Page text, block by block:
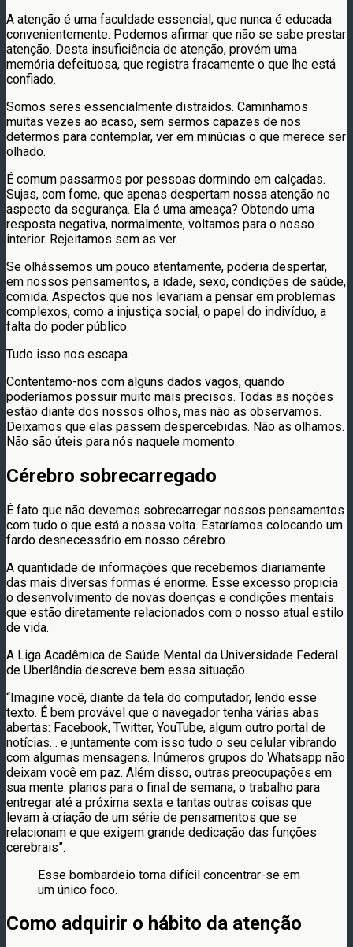
A atenção é uma faculdade essencial, que nunca é educada
convenientemente. Podemos afirmar que não se sabe prestar
atenção. Desta insuficiência de atenção, provém uma
memória defeituosa, que registra fracamente o que lhe está
confiado.
Somos seres essencialmente distraídos. Caminhamos
muitas vezes ao acaso, sem sermos capazes de nos
determos para contemplar, ver em minúcias o que merece ser
olhado.
É comum passarmos por pessoas dormindo em calçadas.
Sujas, com fome, que apenas despertam nossa atenção no
aspecto da segurança. Ela é uma ameaça? Obtendo uma
resposta negativa, normalmente, voltamos para o nosso
interior. Rejeitamos sem as ver.
Se olhássemos um pouco atentamente, poderia despertar,
em nossos pensamentos, a idade, sexo, condições de saúde,
comida. Aspectos que nos levariam a pensar em problemas
complexos, como a injustiça social, o papel do indivíduo, a
falta do poder público.
Tudo isso nos escapa.
Contentamo-nos com alguns dados vagos, quando
poderíamos possuir muito mais precisos. Todas as noções
estão diante dos nossos olhos, mas não as observamos.
Deixamos que elas passem despercebidas. Não as olhamos.
Não são úteis para nós naquele momento.
Cérebro sobrecarregado
É fato que não devemos sobrecarregar nossos pensamentos
com tudo o que está a nossa volta. Estaríamos colocando um
fardo desnecessário em nosso cérebro.
A quantidade de informações que recebemos diariamente
das mais diversas formas é enorme. Esse excesso propicia
o desenvolvimento de novas doenças e condições mentais
que estão diretamente relacionados com o nosso atual estilo
de vida.
A Liga Acadêmica de Saúde Mental da Universidade Federal
de Uberlândia descreve bem essa situação.
“Imagine você, diante da tela do computador, lendo esse
texto. É bem provável que o navegador tenha várias abas
abertas: Facebook, Twitter, YouTube, algum outro portal de
notícias… e juntamente com isso tudo o seu celular vibrando
com algumas mensagens. Inúmeros grupos do Whatsapp não
deixam você em paz. Além disso, outras preocupações em
sua mente: planos para o final de semana, o trabalho para
entregar até a próxima sexta e tantas outras coisas que
levam à criação de um série de pensamentos que se
relacionam e que exigem grande dedicação das funções
cerebrais”.
Esse bombardeio torna difícil concentrar-se em
um único foco.
Como adquirir o hábito da atenção